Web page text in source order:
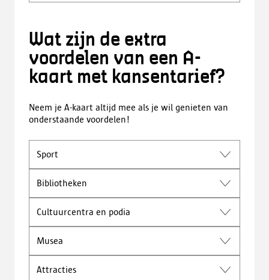
Wat zijn de extra
voordelen van een A-
kaart met kansentarief?
Neem je A-kaart altijd mee als je wil genieten van
onderstaande voordelen!
Sport
Bibliotheken
Cultuurcentra en podia
Musea
Attracties